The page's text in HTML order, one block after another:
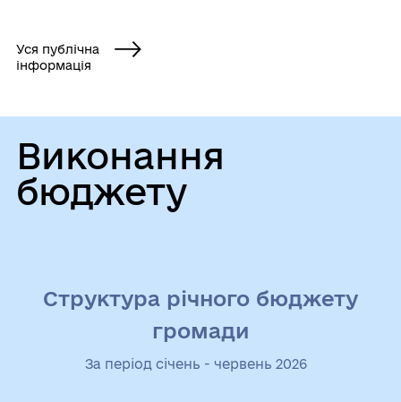
Уся публічна
інформація
Виконання
бюджету
Структура річного бюджету
громади
За період січень - червень 2026